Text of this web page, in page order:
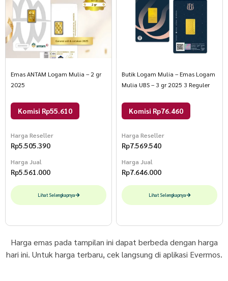
Emas ANTAM Logam Mulia – 2 gr
2025
Komisi Rp55.610
Harga Reseller
Rp5.505.390
Harga Jual
Rp5.561.000
Lihat Selengkapnya
Butik Logam Mulia – Emas Logam
Mulia UBS – 3 gr 2025 3 Reguler
Komisi Rp76.460
Harga Reseller
Rp7.569.540
Harga Jual
Rp7.646.000
Lihat Selengkapnya
Harga emas pada tampilan ini dapat berbeda dengan harga
hari ini. Untuk harga terbaru, cek langsung di aplikasi Evermos.